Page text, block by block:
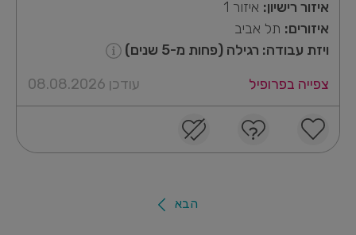
איזור רישיון: איזור 1
איזורים: תל אביב
ויזת עבודה: רגילה (פחות מ-5 שנים)
צפייה בפרופיל
עודכן 08.08.2026
הבא